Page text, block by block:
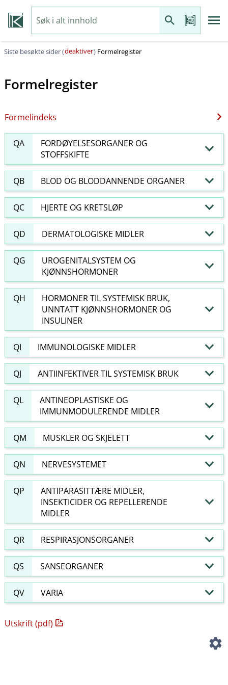
Siste besøkte sider (deaktiver) Formelregister
Formelregister
Formelindeks
QA
FORDØYELSESORGANER OG
STOFFSKIFTE
QB BLOD OG BLODDANNENDE ORGANER
QC HJERTE OG KRETSLØP
QD DERMATOLOGISKE MIDLER
QG
UROGENITALSYSTEM OG
KJØNNSHORMONER
QH
HORMONER TIL SYSTEMISK BRUK,
UNNTATT KJØNNSHORMONER OG
INSULINER
QI IMMUNOLOGISKE MIDLER
QJ ANTIINFEKTIVER TIL SYSTEMISK BRUK
QL
ANTINEOPLASTISKE OG
IMMUNMODULERENDE MIDLER
QM MUSKLER OG SKJELETT
QN NERVESYSTEMET
QP
ANTIPARASITTÆRE MIDLER,
INSEKTICIDER OG REPELLERENDE
MIDLER
QR RESPIRASJONSORGANER
QS SANSEORGANER
QV VARIA
Utskrift (pdf)